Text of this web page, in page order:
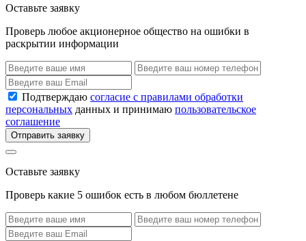
Оставьте заявку
Проверь любое акционерное общество на ошибки в
раскрытии информации
Подтверждаю согласие с правилами обработки
персональных данных и принимаю пользовательское
соглашение
Отправить заявку
Оставьте заявку
Проверь какие 5 ошибок есть в любом бюллетене